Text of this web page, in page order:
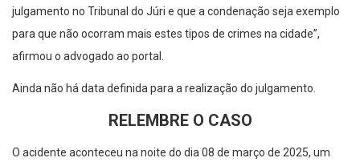
julgamento no Tribunal do Júri e que a condenação seja exemplo
para que não ocorram mais estes tipos de crimes na cidade”,
afirmou o advogado ao portal.
Ainda não há data definida para a realização do julgamento.
RELEMBRE O CASO
O acidente aconteceu na noite do dia 08 de março de 2025, um